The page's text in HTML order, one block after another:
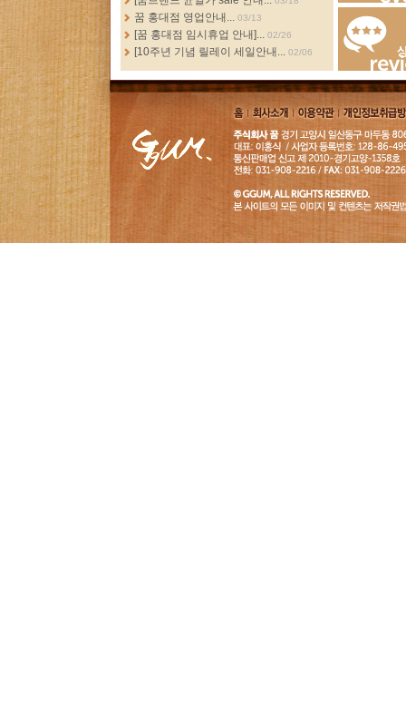
꿈 홍대점 영업안내... 03/13
[꿈 홍대점 임시휴업 안내]... 02/26
[10주년 기념 릴레이 세일안내... 02/06
Events
Review
홈
회사소
개
이용약
관
개인정보취급
침